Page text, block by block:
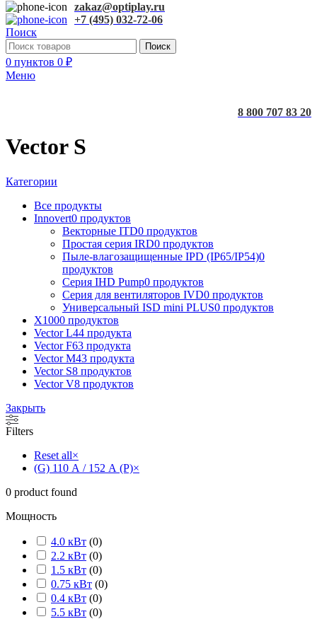
zakaz@optiplay.ru
+7 (495) 032-72-06
Поиск
Поиск
0 пунктов 0 ₽
Меню
8 800 707 83 20
Vector S
Категории
Все продукты
Innovert0 продуктов
Векторные ITD0 продуктов
Простая серия IRD0 продуктов
Пыле-влагозащищенные IPD (IP65/IP54)0
продуктов
Серия IHD Pump0 продуктов
Серия для вентиляторов IVD0 продуктов
Универсальный ISD mini PLUS0 продуктов
X1000 продуктов
Vector L44 продукта
Vector F63 продукта
Vector M43 продукта
Vector S8 продуктов
Vector V8 продуктов
Закрыть
Filters
Reset all×
(G) 110 А / 152 А (P)×
0 product found
Мощность
4.0 кВт (0)
2.2 кВт (0)
1.5 кВт (0)
0.75 кВт (0)
0.4 кВт (0)
5.5 кВт (0)